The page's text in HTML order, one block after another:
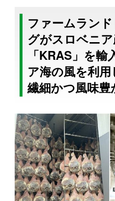
ファームラン
グがスロベニ
「KRAS」を輸
ア海の風を利用
繊細かつ風味